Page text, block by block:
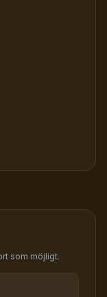
som möjligt.